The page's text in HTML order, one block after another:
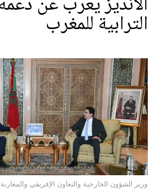
الترابية للمغرب
وزير الشؤون الخارجية والتعاون الإفريقي